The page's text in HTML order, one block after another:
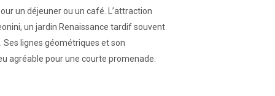
un déjeuner ou un café. L’attraction
un jardin Renaissance tardif souvent
Ses lignes géométriques et son
agréable pour une courte promenade.